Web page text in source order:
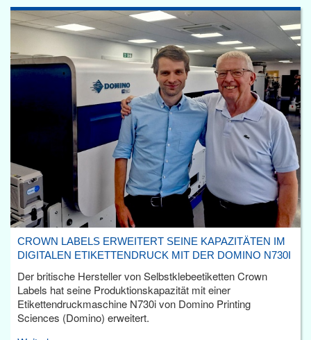
CROWN LABELS ERWEITERT SEINE KAPAZITÄTEN IM
DIGITALEN ETIKETTENDRUCK MIT DER DOMINO N730I
Der britische Hersteller von Selbstklebeetiketten Crown
Labels hat seine Produktionskapazität mit einer
Etikettendruckmaschine N730i von Domino Printing
Sciences (Domino) erweitert.